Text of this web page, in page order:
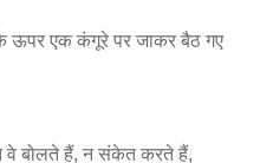
ऊपर एक कंगूरे पर जाकर बैठ गए
वे बोलते हैं, न संकेत करते हैं,